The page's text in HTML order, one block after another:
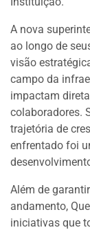
A nova
ao longo de
visão
campo da
impactam
colaboradores.
trajetória de
enfrentado foi
Além de
andamento,
iniciativas que